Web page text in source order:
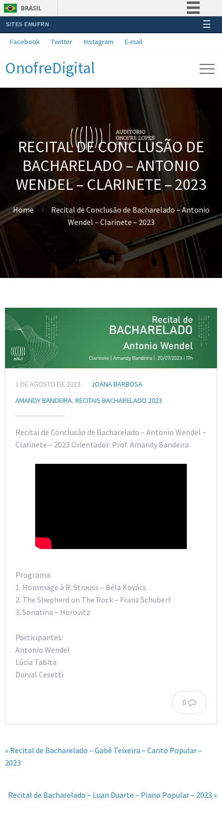
BRASIL
Simplifique!
Acesso à informação
Legislação
Canais
SITES EMUFRN ☰
Facebook Twitter Instagram E-mail
OnofreDigital
RECITAL DE CONCLUSÃO DE
BACHARELADO – ANTONIO
WENDEL – CLARINETE – 2023
Home
Recital de Conclusão de Bacharelado – Antonio
Wendel – Clarinete – 2023
1 DE AGOSTO DE 2023
JOANA BARBOSA
AMANDY BANDEIRA, RECITAIS BACHARELADO 2023
Recital de Conclusão de Bacharelado – Antonio Wendel –
Clarinete – 2023 Orientador: Prof. Amandy Bandeira
Programa:
1. Hommage à R. Strauss – Béla Kovács
2. The Shepherd on The Rock – Franz Schubert
3. Sonatina – Horovitz
Participantes:
Antonio Wendel
Lúcia Tabita
Durval Cesetti
0
« Recital de Bacharelado – Gabê Teixeira – Canto Popular –
2023
Recital de Bacharelado – Luan Duarte – Piano Popular – 2023 »